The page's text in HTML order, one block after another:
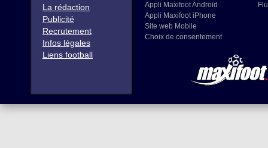
La rédaction
Publicité
Recrutement
Infos légales
Liens football
Appli Maxifoot Android
Appli Maxifoot iPhone
Site web Mobile
Choix de consentement